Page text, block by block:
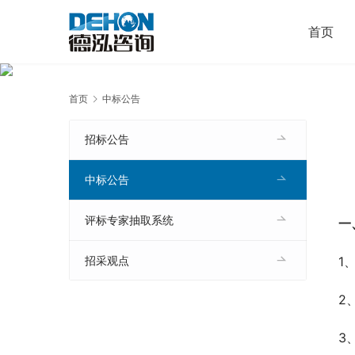
首页
首页 中标公告
一
1
2
3
招标公告
中标公告
评标专家抽取系统
招采观点